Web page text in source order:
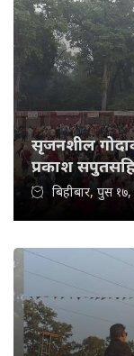
सृजनशील
प्रकाश
बिहीबार, पुस